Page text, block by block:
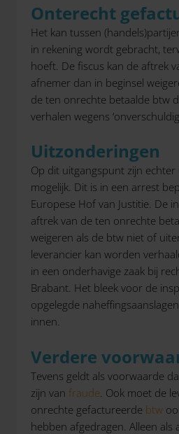
Onterecht
Het kan tussen
in rekening wordt gebracht,
hoeft. De fiscus kan de aftrek
afnemer dan in beginsel
de ten onrechte betaalde btw
verhalen wegens
Uitzonderingen
Op dit uitgangspunt zijn
mogelijk. Dit is in een arrest
Europese Hof van Justitie. De
aftrek van de ten onrechte
weigeren als de btw niet of
leverancier kan worden
in een onderhavige zaak bij
Brabant. Het bleek voor de
opgelegde
innen.
Verdere
Tevens geldt als voorwaarde
zijn van fraude . Ook moet de
onrechte gefactureerde btw
hebben afgedragen. Alleen als